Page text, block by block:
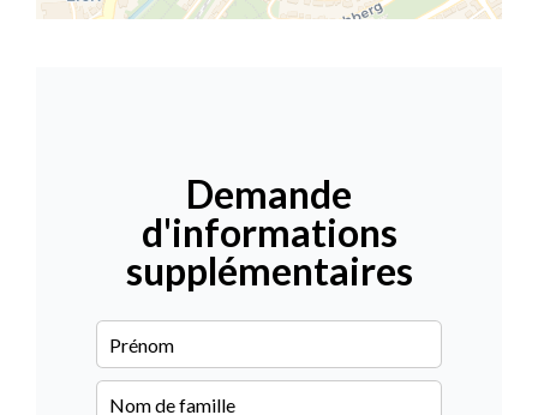
Demande
d'informations
supplémentaires